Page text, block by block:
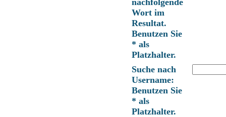
Wort im
Resultat.
Benutzen Sie
* als
Platzhalter.
Suche nach
Username:
Benutzen Sie
* als
Platzhalter.